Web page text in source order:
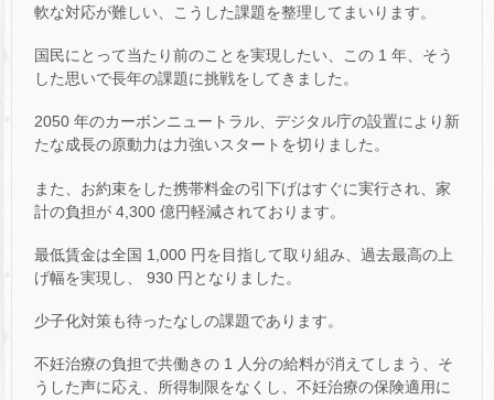
軟な対応が難しい、こうした課題を整理してまいります。
国民にとって当たり前のことを実現したい、この 1 年、そう
した思いで長年の課題に挑戦をしてきました。
2050 年のカーボンニュートラル、デジタル庁の設置により新
たな成長の原動力は力強いスタートを切りました。
また、お約束をした携帯料金の引下げはすぐに実行され、家
計の負担が 4,300 億円軽減されております。
最低賃金は全国 1,000 円を目指して取り組み、過去最高の上
げ幅を実現し、 930 円となりました。
少子化対策も待ったなしの課題であります。
不妊治療の負担で共働きの 1 人分の給料が消えてしまう、そ
うした声に応え、所得制限をなくし、不妊治療の保険適用に